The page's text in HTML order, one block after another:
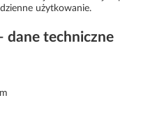
użytkowanie.
dane techniczne